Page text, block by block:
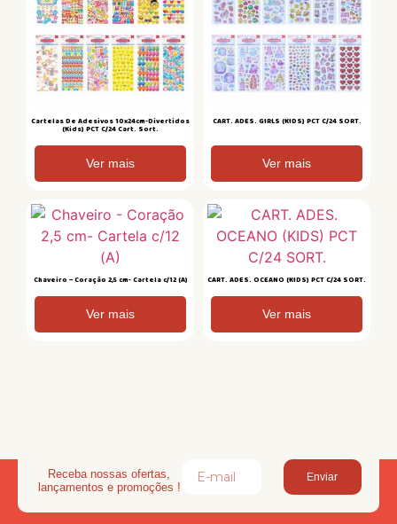
Cartelas De Adesivos 10x24cm-Divertidos
(Kids) PCT C/24 Cart. Sort.
Ver mais
CART. ADES. GIRLS (KIDS) PCT C/24 SORT.
Ver mais
Chaveiro – Coração 2,5 cm- Cartela c/12 (A)
Ver mais
CART. ADES. OCEANO (KIDS) PCT C/24 SORT.
Ver mais
Receba nossas ofertas,
lançamentos e promoções !
Enviar